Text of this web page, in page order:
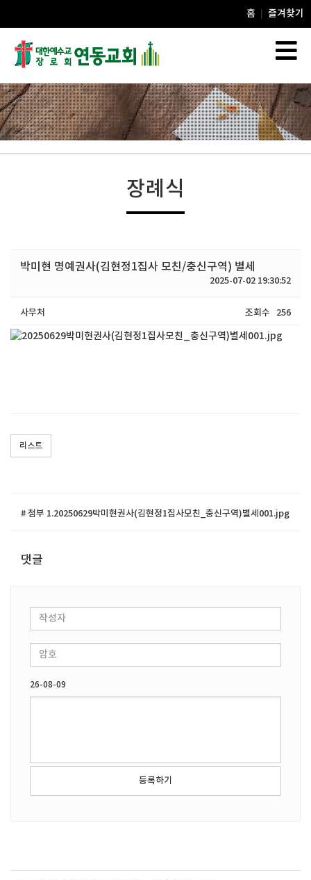
홈 즐겨찾기
장례식
박미현 명예권사(김현정1집사 모친/충신구역) 별세
2025-07-02 19:30:52
사무처 조회수 256
리스트
# 첨부 1.20250629박미현권사(김현정1집사모친_충신구역)별세001.jpg
댓글
26-08-09
등록하기